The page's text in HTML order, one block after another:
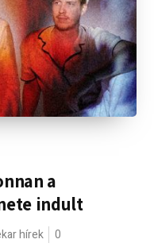
a
indult
hírek
0